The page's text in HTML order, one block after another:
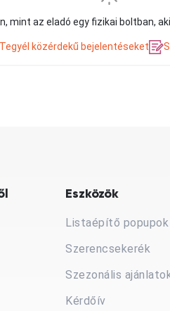
mint az eladó egy fizikai boltban,
közérdekű bejelentéseket
Eszközök
Listaépítő popupok
Szerencsekerék
Szezonális
Kérdőív